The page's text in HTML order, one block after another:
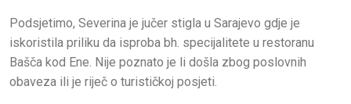
Podsjetimo, Severina je jučer stigla u Sarajevo gdje je
iskoristila priliku da isproba bh. specijalitete u restoranu
Bašča kod Ene. Nije poznato je li došla zbog poslovnih
obaveza ili je riječ o turističkoj posjeti.